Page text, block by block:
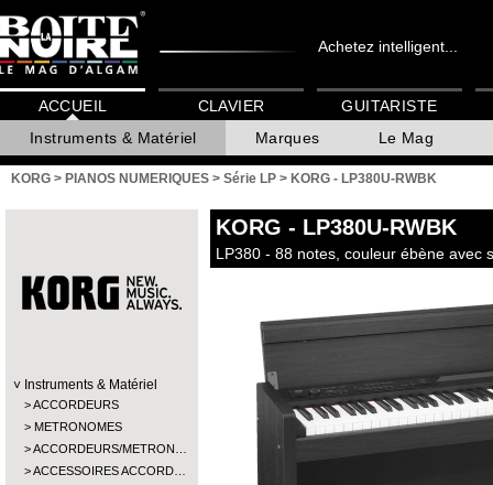
Achetez intelligent...
ACCUEIL
Instruments & Matériel
Marques Le Mag
CLAVIER GUITARISTE
KORG > PIANOS NUMERIQUES > Série LP > KORG - LP380U-RWBK
Instruments & Matériel
ACCORDEURS
METRONOMES
ACCORDEURS/METRON…
ACCESSOIRES ACCORD…
KORG - LP380U-RWBK
LP380 - 88 notes, couleur ébène avec